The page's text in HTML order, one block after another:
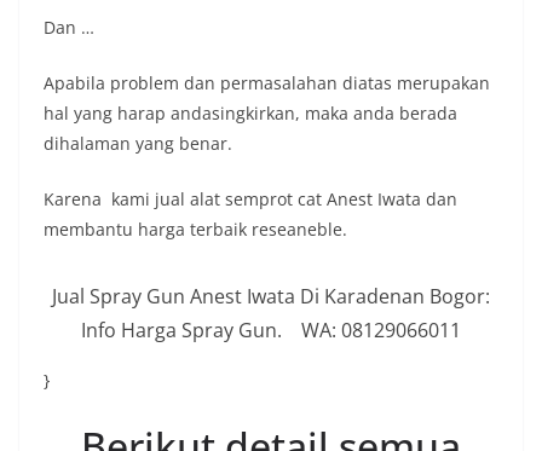
Dan …
Apabila problem dan permasalahan diatas merupakan
hal yang harap andasingkirkan, maka anda berada
dihalaman yang benar.
Karena kami jual alat semprot cat Anest Iwata dan
membantu harga terbaik reseaneble.
Jual Spray Gun Anest Iwata Di Karadenan Bogor:
Info Harga Spray Gun. WA: 08129066011
}